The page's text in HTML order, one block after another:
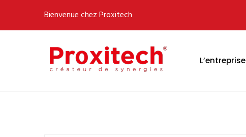
Bienvenue chez Proxitech
L’entreprise